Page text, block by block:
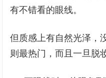
有不错看的眼线。
但质感上有自然光泽，
则最热门，而且一旦脱